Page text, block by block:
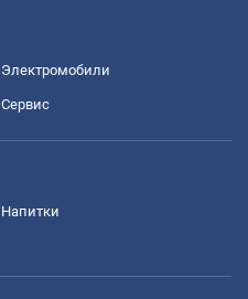
Электромобили
Сервис
Напитки